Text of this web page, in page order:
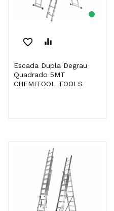
favorite_border equalizer
Escada Dupla Degrau
Quadrado 5MT
CHEMITOOL TOOLS